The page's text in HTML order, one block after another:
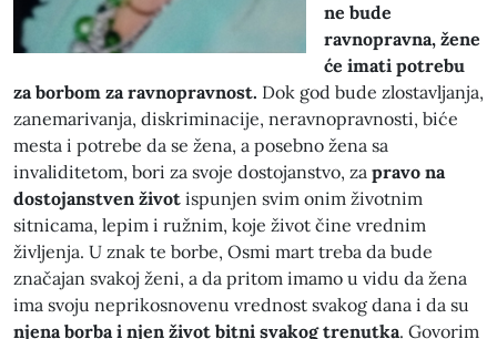
ne bude
ravnopravna, žene
će imati potrebu
za borbom za ravnopravnost. Dok god bude zlostavljanja,
zanemarivanja, diskriminacije, neravnopravnosti, biće
mesta i potrebe da se žena, a posebno žena sa
invaliditetom, bori za svoje dostojanstvo, za pravo na
dostojanstven život ispunjen svim onim životnim
sitnicama, lepim i ružnim, koje život čine vrednim
življenja. U znak te borbe, Osmi mart treba da bude
značajan svakoj ženi, a da pritom imamo u vidu da žena
ima svoju neprikosnovenu vrednost svakog dana i da su
njena borba i njen život bitni svakog trenutka. Govorim